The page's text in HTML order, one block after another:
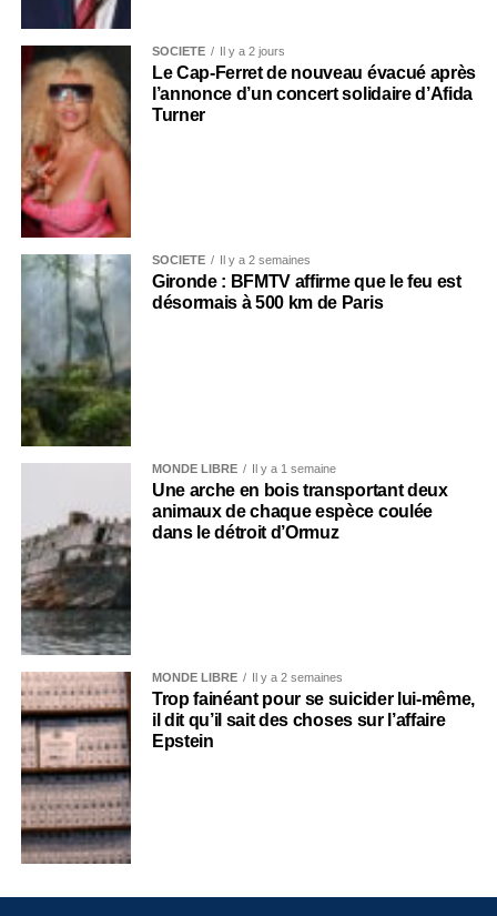
SOCIÉTÉ Il y a 2 jours
Le Cap-Ferret de nouveau évacué après
l’annonce d’un concert solidaire d’Afida
Turner
SOCIÉTÉ Il y a 2 semaines
Gironde : BFMTV affirme que le feu est
désormais à 500 km de Paris
MONDE LIBRE Il y a 1 semaine
Une arche en bois transportant deux
animaux de chaque espèce coulée
dans le détroit d’Ormuz
MONDE LIBRE Il y a 2 semaines
Trop fainéant pour se suicider lui-même,
il dit qu’il sait des choses sur l’affaire
Epstein